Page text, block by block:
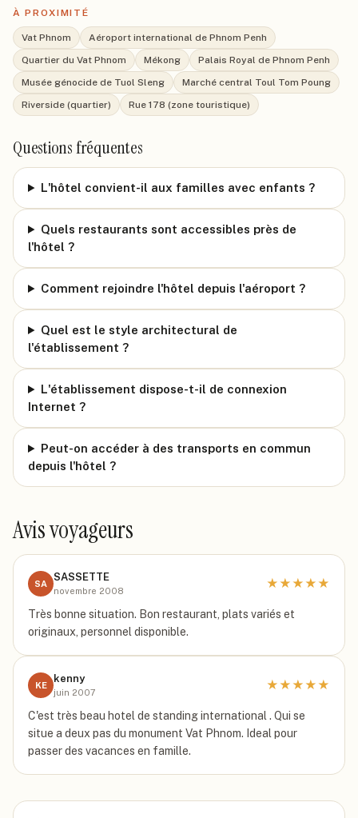
À PROXIMITÉ
Vat Phnom
Aéroport international de Phnom Penh
Quartier du Vat Phnom
Mékong
Palais Royal de Phnom Penh
Musée génocide de Tuol Sleng
Marché central Toul Tom Poung
Riverside (quartier)
Rue 178 (zone touristique)
Questions fréquentes
L'hôtel convient-il aux familles avec enfants ?
Quels restaurants sont accessibles près de
l'hôtel ?
Comment rejoindre l'hôtel depuis l'aéroport ?
Quel est le style architectural de
l'établissement ?
L'établissement dispose-t-il de connexion
Internet ?
Peut-on accéder à des transports en commun
depuis l'hôtel ?
Avis voyageurs
SA
SASSETTE
novembre 2008
★★★★★
Très bonne situation. Bon restaurant, plats variés et
originaux, personnel disponible.
KE
kenny
juin 2007
★★★★★
C'est très beau hotel de standing international . Qui se
situe a deux pas du monument Vat Phnom. Ideal pour
passer des vacances en famille.